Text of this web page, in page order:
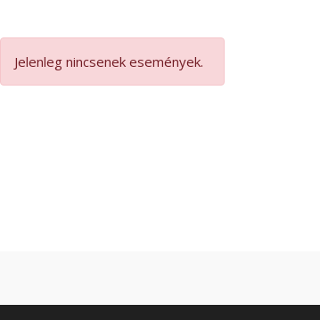
Jelenleg nincsenek események.